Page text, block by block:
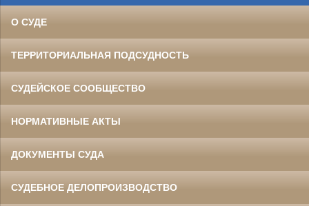
О СУДЕ
ТЕРРИТОРИАЛЬНАЯ ПОДСУДНОСТЬ
СУДЕЙСКОЕ СООБЩЕСТВО
НОРМАТИВНЫЕ АКТЫ
ДОКУМЕНТЫ СУДА
СУДЕБНОЕ ДЕЛОПРОИЗВОДСТВО